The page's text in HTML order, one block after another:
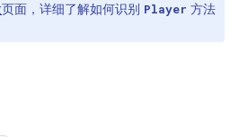
页面，详细了解如何识别 Player 方法